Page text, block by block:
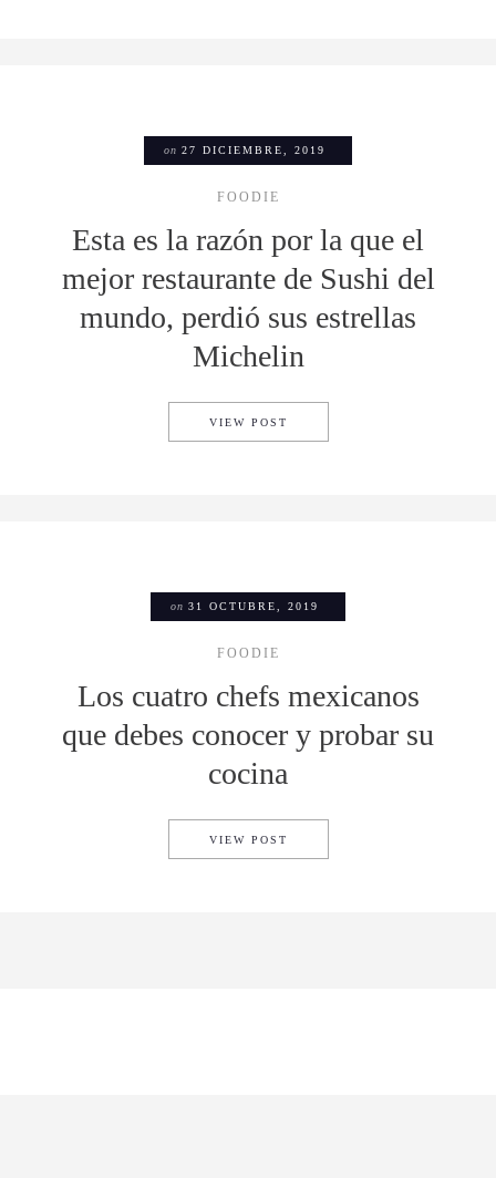
on 27 DICIEMBRE, 2019
FOODIE
Esta es la razón por la que el
mejor restaurante de Sushi del
mundo, perdió sus estrellas
Michelin
VIEW POST
on 31 OCTUBRE, 2019
FOODIE
Los cuatro chefs mexicanos
que debes conocer y probar su
cocina
VIEW POST